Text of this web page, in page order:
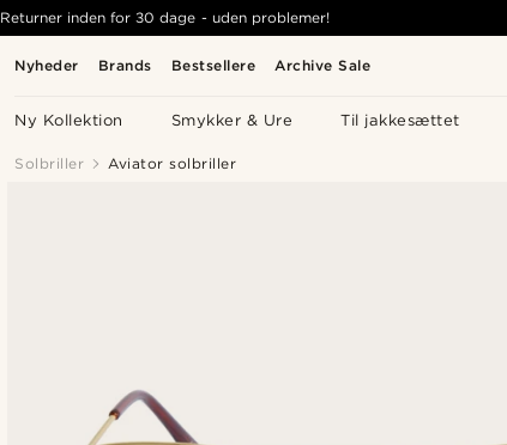
Nyheder Brands Bestsellere Archive Sale
Ny Kollektion Smykker & Ure Til jakkesættet
Returner inden for 30 dage - uden problemer!
Solbriller Aviator solbriller